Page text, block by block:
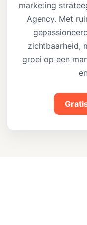
marketing
Agency. Met
zichtbaarheid,
groei op een